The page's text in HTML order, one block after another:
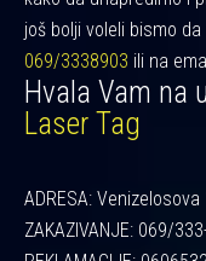
još bolji voleli bismo
069/3338903 ili na
Hvala Vam na
Laser Tag
ADRESA: Venizelosova
ZAKAZIVANJE: 069/